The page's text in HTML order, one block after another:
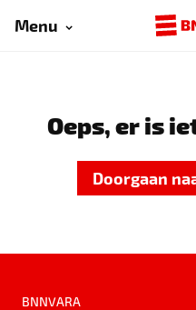
Menu
Oeps, er is
Doorgaan
BNNVARA